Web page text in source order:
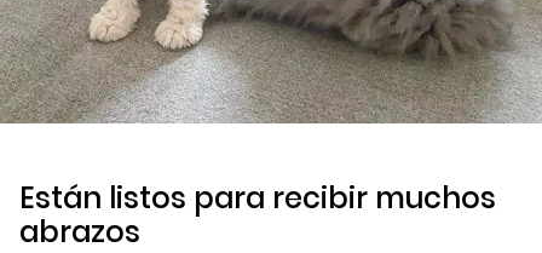
Están listos para recibir muchos
abrazos